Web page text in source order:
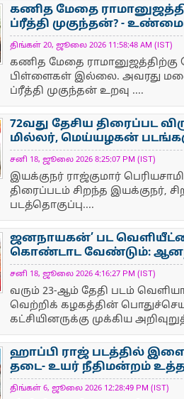
கணித மேதை
ப்ரீத்தி முகுந்தன்? -
திங்கள் 20, ஜூலை 2026 11:58:48 AM (IST)
கணித மேதை ராமானுஜத்திற்கு
பிள்ளைகள் இல்லை. அவரது
ப்ரீத்தி முகுந்தன் உறவு ....
72வது தேசிய திரைப்பட
மில்லர், மெய்யழகன்
சனி 18, ஜூலை 2026 8:25:07 PM (IST)
இயக்குநர் ராஜ்குமார்
திரைப்படம் சிறந்த இயக்குநர்,
படத்தொகுப்பு....
ஜனநாயகன்’ பட
கொண்டாட வேண்டும்:
சனி 18, ஜூலை 2026 4:16:27 PM (IST)
வரும் 23-ஆம் தேதி படம்
வெற்றிக் கழகத்தின்
கட்சியினருக்கு முக்கிய
ஹாப்பி ராஜ் படத்தில்
தடை- உயர் நீதிமன்றம்
திங்கள் 6, ஜூலை 2026 12:28:49 PM (IST)